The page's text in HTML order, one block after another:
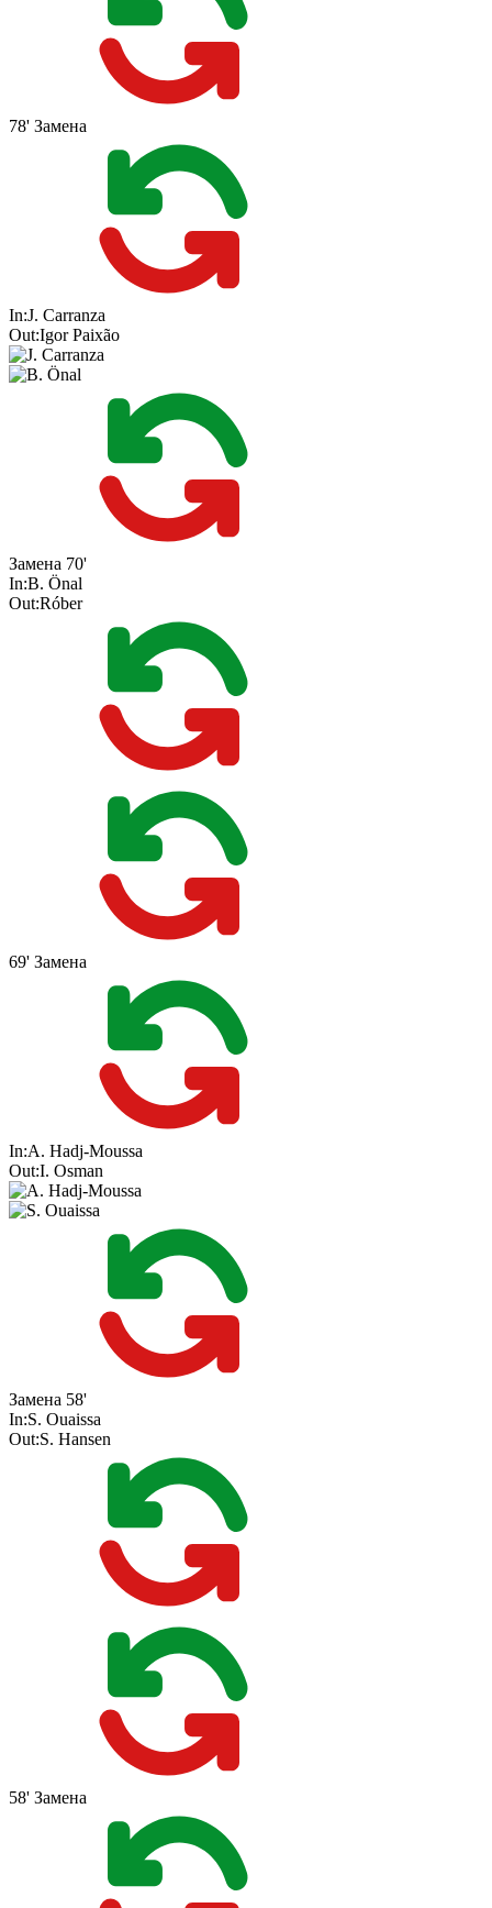
78' Замена
In:J. Carranza
Out:Igor Paixão
Замена 70'
In:B. Önal
Out:Róber
69' Замена
In:A. Hadj-Moussa
Out:I. Osman
Замена 58'
In:S. Ouaissa
Out:S. Hansen
58' Замена